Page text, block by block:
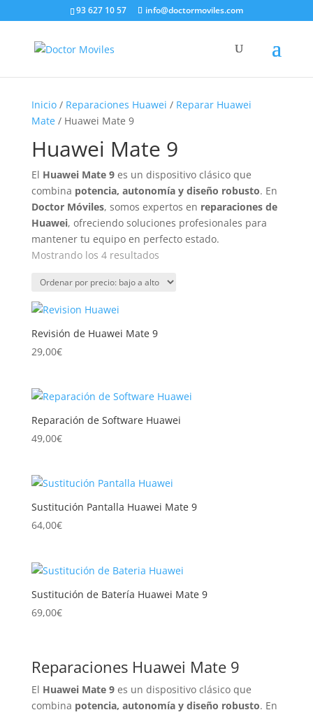
93 627 10 57 info@doctormoviles.com
Inicio/ Reparaciones Huawei / Reparar Huawei
Mate/ Huawei Mate 9
Huawei Mate 9
El Huawei Mate 9es un dispositivo clásico que
combina potencia, autonomía y diseño robusto. En
Doctor Móviles, somos expertos en reparaciones de
Huawei, ofreciendo soluciones profesionales para
mantener tu equipo en perfecto estado.
Mostrando los 4 resultadosOrdenado
precio:
Revisión de Huawei Mate 9
29,00€
Reparación de Software Huawei
49,00€
Sustitución Pantalla Huawei Mate 9
64,00€
Sustitución de Batería Huawei Mate 9
69,00€
Reparaciones Huawei Mate 9
El Huawei Mate 9es un dispositivo clásico que
combina potencia, autonomía y diseño robusto. En